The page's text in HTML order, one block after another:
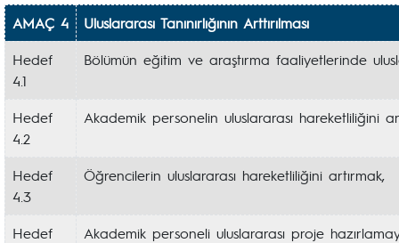
AMAÇ 4
Uluslararası Tanınırlığının Arttırılması
Hedef
4.1
Bölümün eğitim ve araştırma faaliyetlerinde
Hedef
4.2
Akademik personelin uluslararası hareketliliğini
Hedef
4.3
Öğrencilerin uluslararası hareketliliğini artırmak,
Hedef
Akademik personeli uluslararası proje